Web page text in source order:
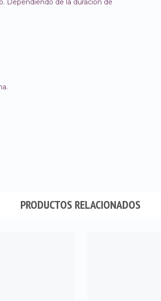
Dependiendo de la duración de
PRODUCTOS RELACIONADOS